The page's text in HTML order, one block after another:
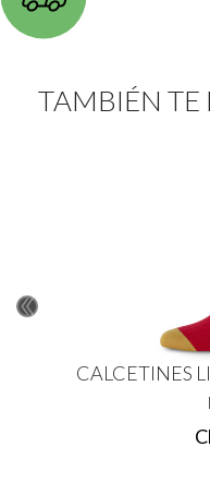
TAMBIÉN TE
CALCETINES